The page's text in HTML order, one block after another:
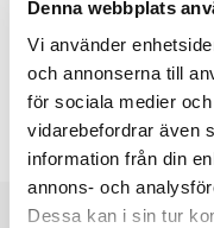
Denna webbplats
Vi använder
och annonserna till
för sociala medier
vidarebefordrar även
information från din
annons- och
Dessa kan i sin tur
INFO